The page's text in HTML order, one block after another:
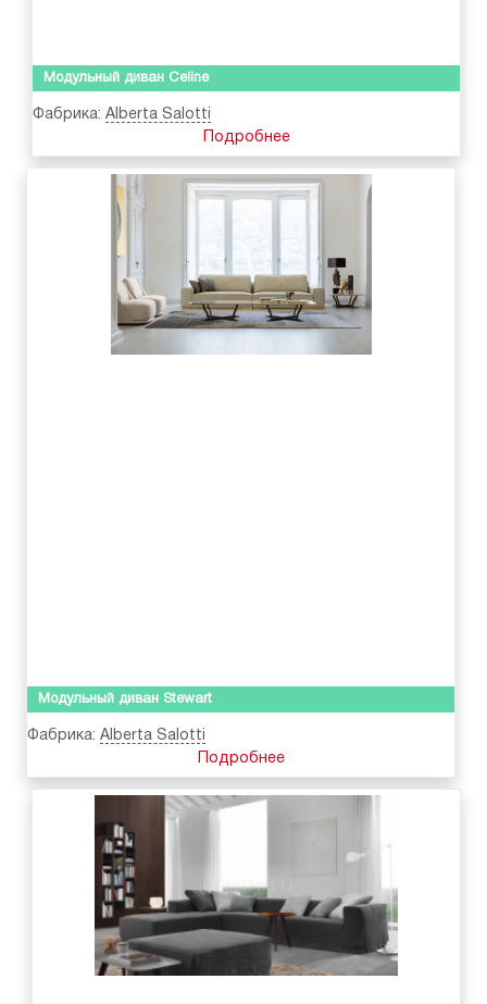
Модульный диван Celine
Фабрика: Alberta Salotti
Подробнее
Модульный диван Stewart
Фабрика: Alberta Salotti
Подробнее